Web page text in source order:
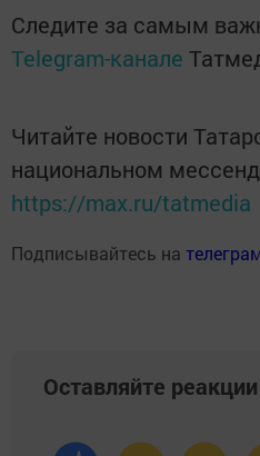
Следите за самым
Telegram-канале
Читайте новости
национальном
https://max.ru/tatmedia
Подписывайтесь на
Оставляйте реакции